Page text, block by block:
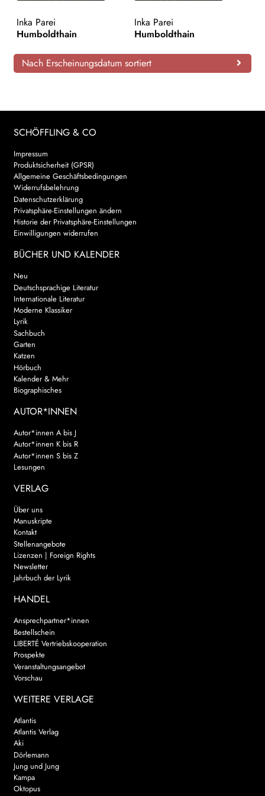
AKTUELLES
WEITERE VERLAGE
Search:
Inka Parei
Humboldthain
Inka Parei
Humboldthain
Nach Erscheinungsdatum sortiert
SCHÖFFLING & CO
Impressum
Produktsicherheit (GPSR)
Allgemeine Geschäftsbedingungen
Widerrufsbelehrung
Datenschutzerklärung
Privatsphäre-Einstellungen ändern
Historie der Privatsphäre-Einstellungen
Einwilligungen widerrufen
BÜCHER UND KALENDER
Neu
Deutschsprachige Literatur
Internationale Literatur
Moderne Klassiker
Lyrik
Sachbuch
Garten
Katzen
Hörbuch
Kalender & Mehr
Biographisches
AUTOR*INNEN
Autor*innen A bis J
Autor*innen K bis R
Autor*innen S bis Z
Lesungen
VERLAG
Über uns
Manuskripte
Kontakt
Stellenangebote
Lizenzen | Foreign Rights
Newsletter
Jahrbuch der Lyrik
HANDEL
Ansprechpartner*innen
Bestellschein
LIBERTÉ Vertriebskooperation
Prospekte
Veranstaltungsangebot
Vorschau
WEITERE VERLAGE
Atlantis
Atlantis Verlag
Aki
Dörlemann
Jung und Jung
Kampa
Oktopus